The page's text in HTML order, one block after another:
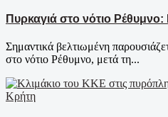
Πυρκαγιά στο νότιο
Σημαντικά βελτιωμένη
στο νότιο Ρέθυμνο, μετά τη...
Κρήτη